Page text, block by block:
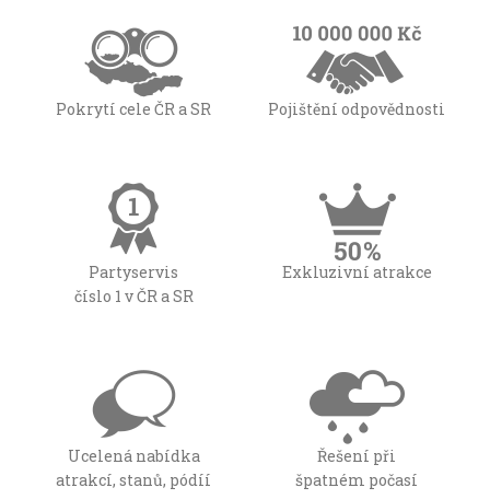
Pokrytí cele ČR a SR Pojištění odpovědnosti
Partyservis
číslo 1 v ČR a SR
Exkluzivní atrakce
Ucelená nabídka
atrakcí, stanů, pódíí
Řešení při
špatném počasí